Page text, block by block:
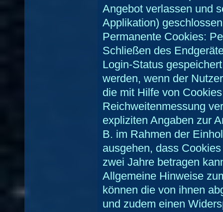
Angebot verlassen und
Applikation)
Permanente Cookies:
Schließen des
Login-Status
werden, wenn der
die mit Hilfe von
Reichweitenmessung
expliziten Angaben zur
B. im Rahmen der
ausgehen, dass
zwei Jahre betragen
Allgemeine Hinweise
können die von ihnen
und zudem einen